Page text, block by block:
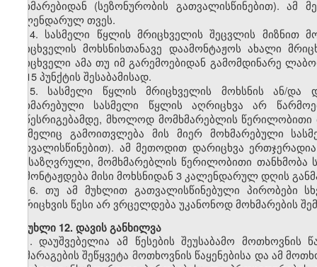
მოხმარებიდან (სეზონურობის გათვალისწინებით).
კალენდარულ თვეს.
14. სასმელი წყლის მრიცხველის შეცვლის მიზნით
მრიცხველის მოხსნისთანავე დაამონტაჟოს ახალი
მრიცხველი ამა თუ იმ გარემოებიდან გამომდინარე
მე-15 პუნქტის შესაბამისად.
15. სასმელი წყლის მრიცხველის მოხსნის ან/და
მოხმარებული სასმელი წყლის აღრიცხვა არ
მოწესრიგებამდე, მხოლოდ მომხმარებლის წერილობითი
რომელიც გამოითვლება მის მიერ მოხმარებული
გათვალისწინებით). ამ მეთოდით დარიცხვა
განსაზღვრული, მომხმარებლის წერილობითი
დამონტაჟდება მისი მოხსნიდან 3 კალენდარულ დღის
16. თუ ამ მუხლით გათვალისწინებული პირობები
დარიცხვის წესი არ ვრცელდება უკანონოდ მოხმარების
მუხლი 12. დავის განხილვა
1. დაუშვებელია ამ წესების შეუსაბამო
მომარაგების შეწყვეტა მოთხოვნის წაყენებისა და ამ